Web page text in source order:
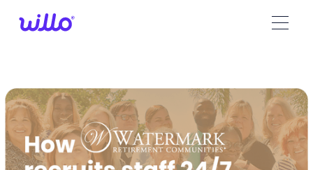
note:
an
accessibility
system.